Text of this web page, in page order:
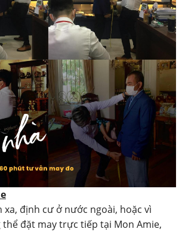
xa, định cư ở nước ngoài, hoặc vì
đặt may trực tiếp tại Mon Amie,